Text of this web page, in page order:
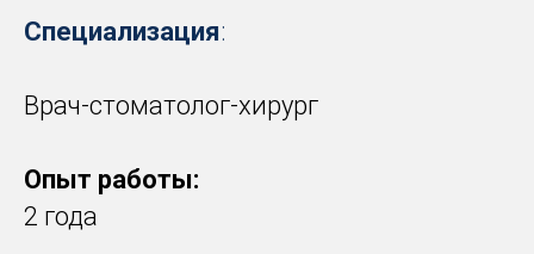
Специализация:
Врач-стоматолог-хирург
Опыт работы:
2 года